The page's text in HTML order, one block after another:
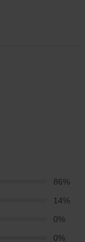
86%
14%
0%
0%